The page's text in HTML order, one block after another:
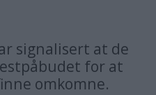
signalisert at de
for at
omkomne.